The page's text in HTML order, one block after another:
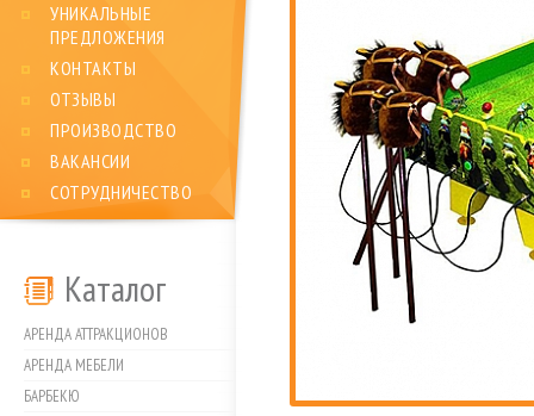
УНИКАЛЬНЫЕ
ПРЕДЛОЖЕНИЯ
КОНТАКТЫ
ОТЗЫВЫ
ПРОИЗВОДСТВО
ВАКАНСИИ
СОТРУДНИЧЕСТВО
Каталог
АРЕНДА АТТРАКЦИОНОВ
АРЕНДА МЕБЕЛИ
БАРБЕКЮ